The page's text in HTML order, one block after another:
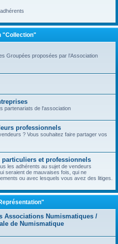
"Collection"
Groupées proposées par l’Association
partenariats de l'association
professionnels
? Vous souhaitez faire partager vos
particuliers et professionnels
les adhérents au sujet de vendeurs
seraient de mauvaises fois, qui ne
ou avec lesquels vous avez des litiges.
Associations Numismatiques /
de Numismatique